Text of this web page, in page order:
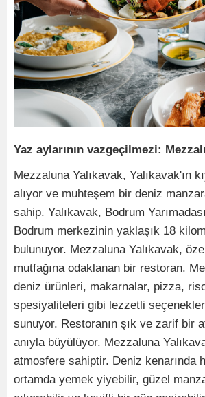
Yaz aylarının vazgeçilmezi:
Mezzaluna Yalıkavak, Yalıkavak'ın
alıyor ve muhteşem bir deniz
sahip. Yalıkavak, Bodrum
Bodrum merkezinin yaklaşık 18
bulunuyor. Mezzaluna Yalıkavak,
mutfağına odaklanan bir restoran.
deniz ürünleri, makarnalar, pizza,
spesiyaliteleri gibi lezzetli seçenekler
sunuyor. Restoranın şık ve zarif bir
anıyla büyülüyor. Mezzaluna
atmosfere sahiptir. Deniz kenarında
ortamda yemek yiyebilir, güzel